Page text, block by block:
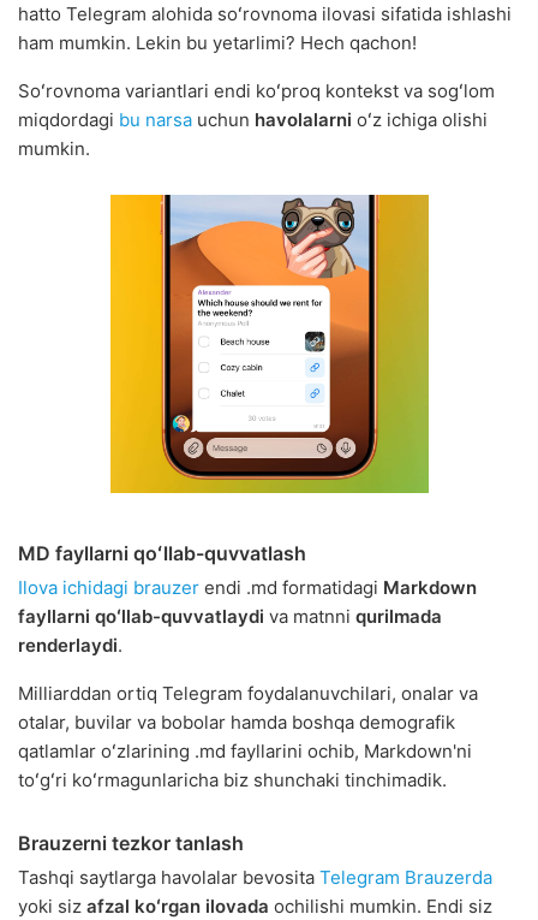
hatto Telegram alohida soʻrovnoma ilovasi sifatida ishlashi
ham mumkin. Lekin bu yetarlimi? Hech qachon!
Soʻrovnoma variantlari endi koʻproq kontekst va sogʻlom
miqdordagi bu narsa uchun havolalarni oʻz ichiga olishi
mumkin.
MD fayllarni qoʻllab-quvvatlash
Ilova ichidagi brauzer endi .md formatidagi Markdown
fayllarni qoʻllab-quvvatlaydi va matnni qurilmada
renderlaydi.
Milliarddan ortiq Telegram foydalanuvchilari, onalar va
otalar, buvilar va bobolar hamda boshqa demografik
qatlamlar oʻzlarining .md fayllarini ochib, Markdown'ni
toʻgʻri koʻrmagunlaricha biz shunchaki tinchimadik.
Brauzerni tezkor tanlash
Tashqi saytlarga havolalar bevosita Telegram Brauzerda
yoki siz afzal koʻrgan ilovada ochilishi mumkin. Endi siz